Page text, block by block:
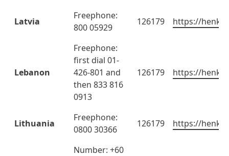
Latvia
Freephone:
800 05929
126179 https://
Lebanon
Freephone:
first dial 01-
426-801 and
then 833 816
0913
126179 https://
Lithuania
Freephone:
0800 30366
126179 https://
Number: +60